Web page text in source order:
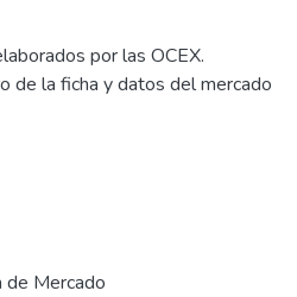
por las OCEX.
de la ficha y datos del mercado
de Mercado